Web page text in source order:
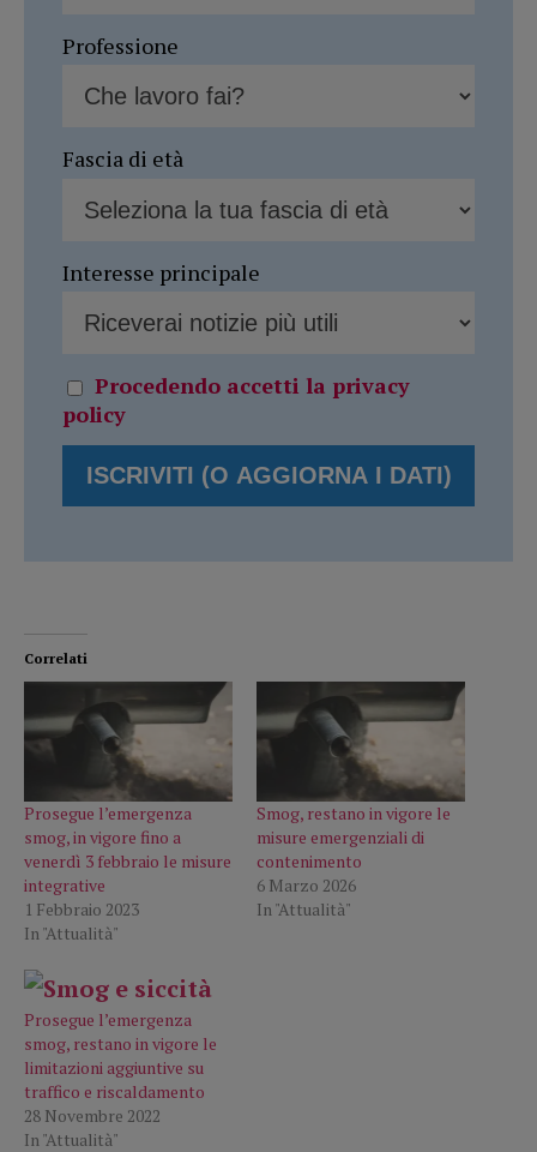
Professione
Fascia di età
Interesse principale
Procedendo accetti la privacy
policy
Correlati
Prosegue l’emergenza
smog, in vigore fino a
venerdì 3 febbraio le misure
integrative
1 Febbraio 2023
In "Attualità"
Smog, restano in vigore le
misure emergenziali di
contenimento
6 Marzo 2026
In "Attualità"
Prosegue l’emergenza
smog, restano in vigore le
limitazioni aggiuntive su
traffico e riscaldamento
28 Novembre 2022
In "Attualità"